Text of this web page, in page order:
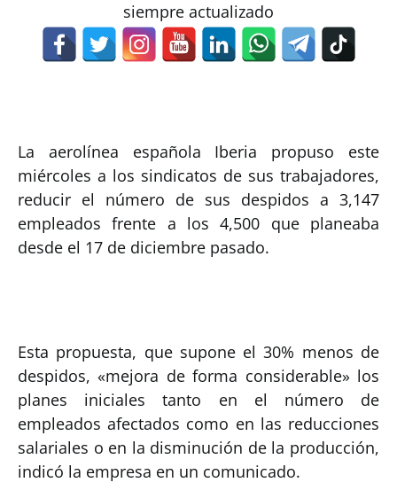
siempre actualizado
La aerolínea española Iberia propuso este
miércoles a los sindicatos de sus trabajadores,
reducir el número de sus despidos a 3,147
empleados frente a los 4,500 que planeaba
desde el 17 de diciembre pasado.
Esta propuesta, que supone el 30% menos de
despidos, «mejora de forma considerable» los
planes iniciales tanto en el número de
empleados afectados como en las reducciones
salariales o en la disminución de la producción,
indicó la empresa en un comunicado.